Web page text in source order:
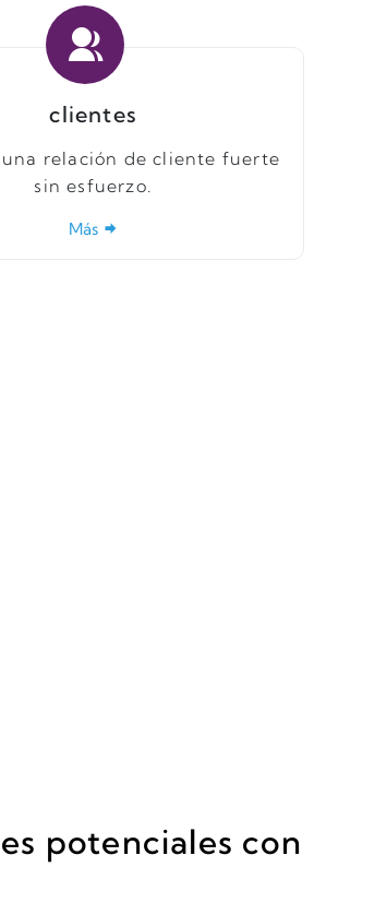
clientes
relación de cliente fuerte
sin esfuerzo.
Más
potenciales con